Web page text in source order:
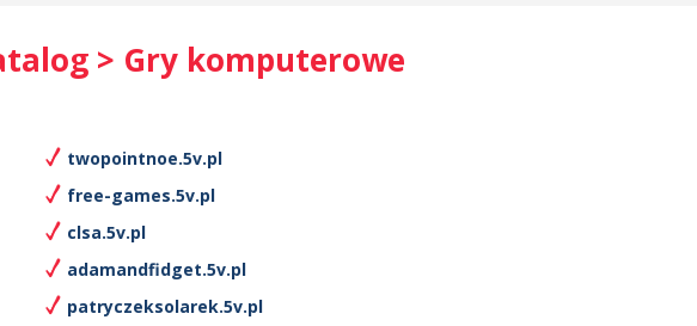
> Gry komputerowe
twopointnoe.5v.pl
free-games.5v.pl
clsa.5v.pl
adamandfidget.5v.pl
patryczeksolarek.5v.pl